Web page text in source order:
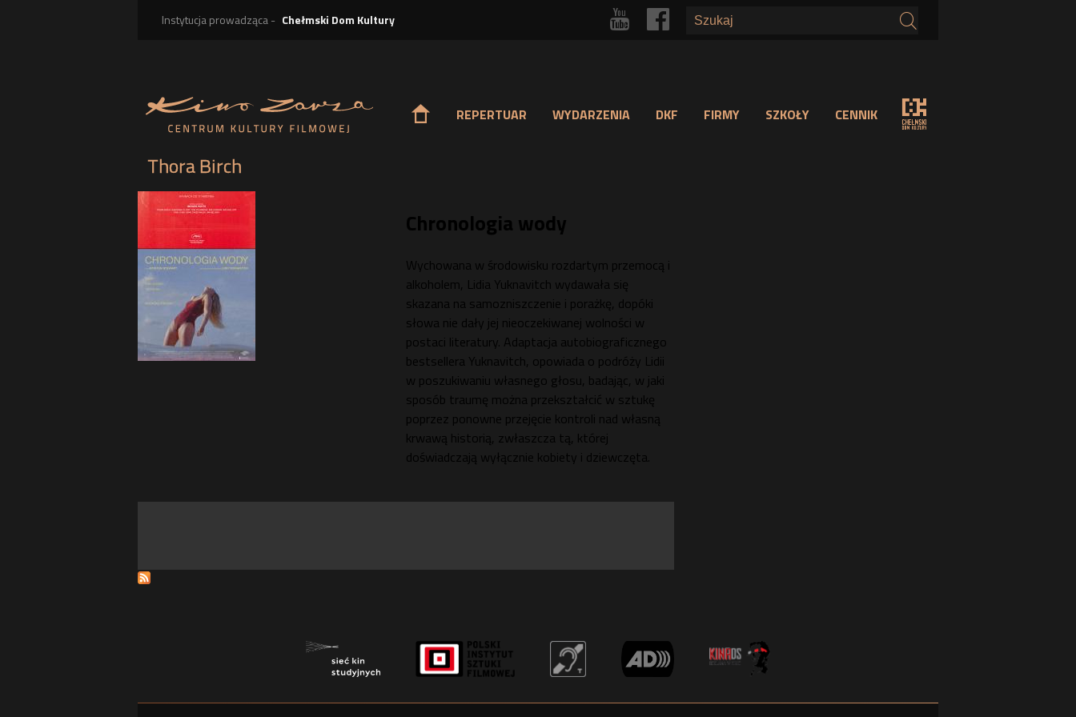
Instytucja prowadząca - Chełmski Dom Kultury r p
o REPERTUAR WYDARZENIA DKF FIRMY SZKOŁY CENNIK s
Thora Birch
Chronologia wody
Wychowana w środowisku rozdartym przemocą i
alkoholem, Lidia Yuknavitch wydawała się
skazana na samozniszczenie i porażkę, dopóki
słowa nie dały jej nieoczekiwanej wolności w
postaci literatury. Adaptacja autobiograficznego
bestsellera Yuknavitch, opowiada o podróży Lidii
w poszukiwaniu własnego głosu, badając, w jaki
sposób traumę można przekształcić w sztukę
poprzez ponowne przejęcie kontroli nad własną
krwawą historią, zwłaszcza tą, której
doświadczają wyłącznie kobiety i dziewczęta.